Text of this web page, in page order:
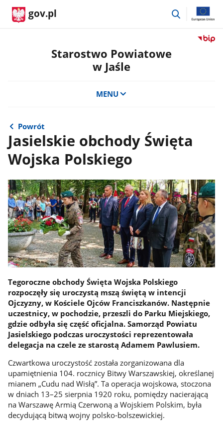
gov.pl
przejdź
Przejdź
Starostwo Powiatowe
w Jaśle
MENU
Powrót
Jasielskie obchody Święta
Wojska Polskiego
Tegoroczne obchody Święta Wojska Polskiego
rozpoczęły się uroczystą mszą świętą w intencji
Ojczyzny, w Kościele Ojców Franciszkanów. Następnie
uczestnicy, w pochodzie, przeszli do Parku Miejskiego,
gdzie odbyła się część oficjalna. Samorząd Powiatu
Jasielskiego podczas uroczystości reprezentowała
delegacja na czele ze starostą Adamem Pawlusiem.
Czwartkowa uroczystość została zorganizowana dla
upamiętnienia 104. rocznicy Bitwy Warszawskiej, określanej
mianem „Cudu nad Wisłą”. Ta operacja wojskowa, stoczona
w dniach 13–25 sierpnia 1920 roku, pomiędzy nacierającą
na Warszawę Armią Czerwoną a Wojskiem Polskim, była
decydującą bitwą wojny polsko-bolszewickiej.